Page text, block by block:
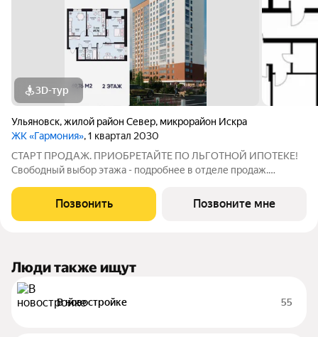
3D-тур
Ульяновск,жилой район Север, микрорайон Искра
ЖК «Гармония», 1 квартал 2030
СТАРТ ПРОДАЖ. ПРИОБРЕТАЙТЕ ПО ЛЬГОТНОЙ ИПОТЕКЕ!
Свободный выбор этажа - подробнее в отделе продаж.
для большой семьи, где каждому найдётся своё пространство:
отдельные комнаты для детей и
Позвонить Позвоните мне
Люди также ищут
В новостройке 55